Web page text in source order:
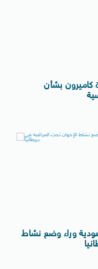
كاميرون بشأن
وراء وضع نشاط